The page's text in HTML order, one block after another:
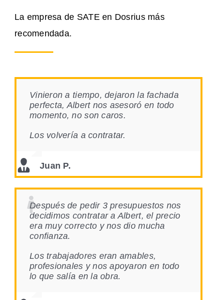
La empresa de SATE en Dosrius más
recomendada.
Vinieron a tiempo, dejaron la fachada
perfecta, Albert nos asesoró en todo
momento, no son caros.
Los volvería a contratar.
Juan P.
Después de pedir 3 presupuestos nos
decidimos contratar a Albert, el precio
era muy correcto y nos dio mucha
confianza.
Los trabajadores eran amables,
profesionales y nos apoyaron en todo
lo que salía en la obra.